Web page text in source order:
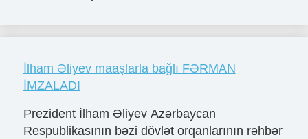
İlham Əliyev maaşlarla bağlı FƏRMAN
İMZALADI
Prezident İlham Əliyev Azərbaycan
Respublikasının bəzi dövlət orqanlarının rəhbər